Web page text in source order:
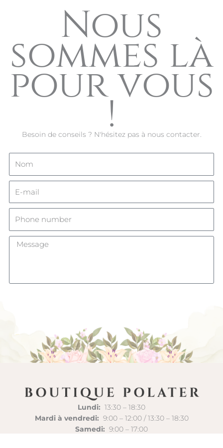
Nous
sommes là
pour vous
!
Besoin de conseils ? N'hésitez pas à nous contacter.
Lundi: 13:30 – 18:30
Mardi à vendredi: 9:00 – 12:00 / 13:30 – 18:30
Samedi: 9:00 – 17:00